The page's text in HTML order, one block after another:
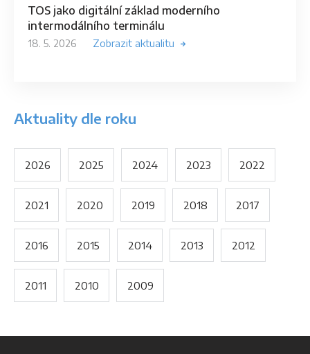
TOS jako digitální základ moderního
intermodálního terminálu
18. 5. 2026 Zobrazit aktualitu
Aktuality dle roku
2026 2025 2024 2023 2022
2021 2020 2019 2018 2017
2016 2015 2014 2013 2012
2011 2010 2009